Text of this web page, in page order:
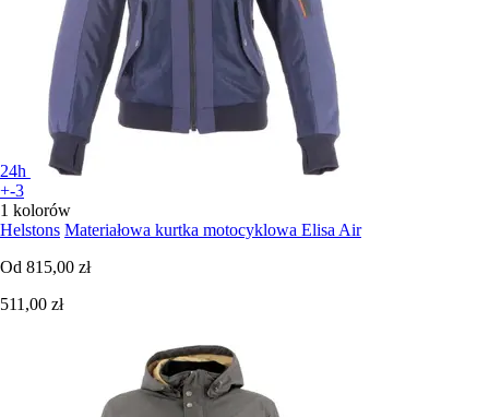
24h
+-3
1 kolorów
Helstons Materiałowa kurtka motocyklowa Elisa Air
Od 815,00 zł
511,00 zł